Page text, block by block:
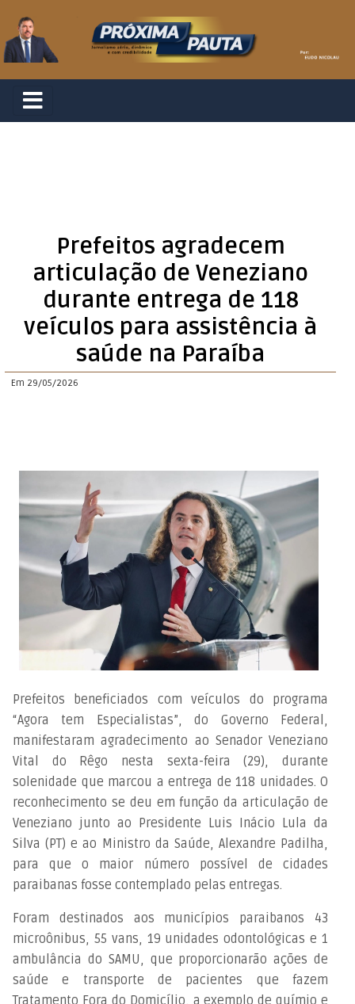
Prefeitos agradecem
articulação de Veneziano
durante entrega de 118
veículos para assistência à
saúde na Paraíba
Em 29/05/2026
Prefeitos beneficiados com veículos do programa
“Agora tem Especialistas”, do Governo Federal,
manifestaram agradecimento ao Senador Veneziano
Vital do Rêgo nesta sexta-feira (29), durante
solenidade que marcou a entrega de 118 unidades. O
reconhecimento se deu em função da articulação de
Veneziano junto ao Presidente Luis Inácio Lula da
Silva (PT) e ao Ministro da Saúde, Alexandre Padilha,
para que o maior número possível de cidades
paraibanas fosse contemplado pelas entregas.
Foram destinados aos municípios paraibanos 43
microônibus, 55 vans, 19 unidades odontológicas e 1
ambulância do SAMU, que proporcionarão ações de
saúde e transporte de pacientes que fazem